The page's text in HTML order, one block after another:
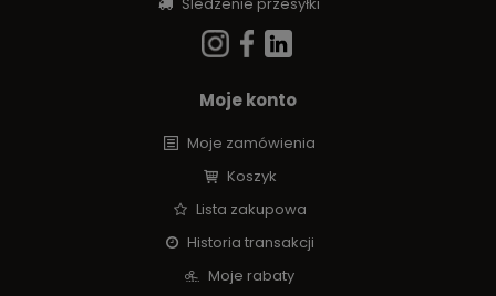
Moje konto
Moje zamówienia
Koszyk
Lista zakupowa
Historia transakcji
Moje rabaty